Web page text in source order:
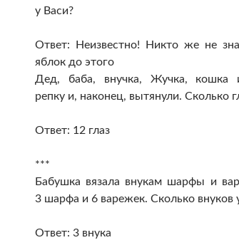
у Васи?
Ответ: Неизвестно! Никто же не
яблок до этого
Дед, баба, внучка, Жучка, кошка
репку и, наконец, вытянули. Сколько
Ответ: 12 глаз
***
Бабушка вязала внукам шарфы и
3 шарфа и 6 варежек. Сколько внуков
Ответ: 3 внука